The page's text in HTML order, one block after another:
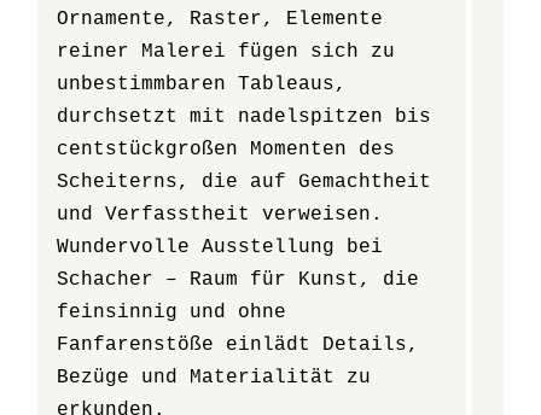
Ornamente, Raster, Elemente
reiner Malerei fügen sich zu
unbestimmbaren Tableaus,
durchsetzt mit nadelspitzen bis
centstückgroßen Momenten des
Scheiterns, die auf Gemachtheit
und Verfasstheit verweisen.
Wundervolle Ausstellung bei
Schacher – Raum für Kunst, die
feinsinnig und ohne
Fanfarenstöße einlädt Details,
Bezüge und Materialität zu
erkunden.